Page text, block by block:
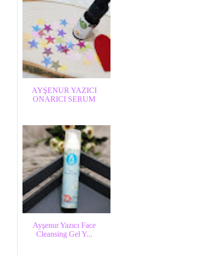
AYŞENUR YAZICI
ONARICI SERUM
Ayşenur Yazıcı Face
Cleansing Gel Y...